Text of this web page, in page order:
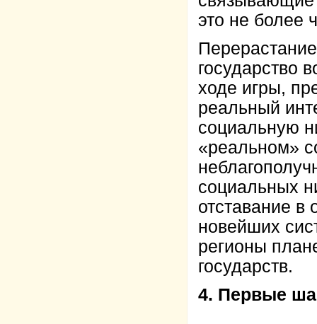
это не более
государство
ходе игры,
реальный
социальную
«реальном»
социальных
отставание в
новейших
регионы
государств.
4. Первые